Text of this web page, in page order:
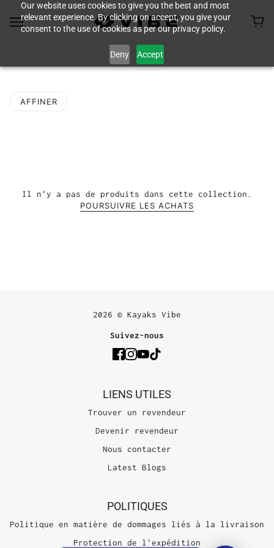
Our website uses cookies to give you the best and most
relevant experience. By clicking on accept, you give your
consent to the use of cookies as per our privacy policy.
Deny Accept
VENTE DE PAGAIES
AFFINER
Il n'y a pas de produits dans cette collection.
POURSUIVRE LES ACHATS
2026 © Kayaks Vibe
Suivez-nous
LIENS UTILES
Trouver un revendeur
Devenir revendeur
Nous contacter
Latest Blogs
POLITIQUES
Politique en matière de dommages liés à la livraison
Protection de l'expédition